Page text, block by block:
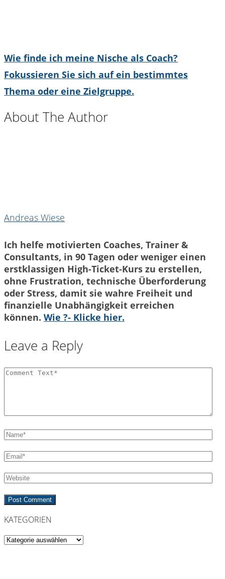
Wie finde ich meine Nische als Coach?
Fokussieren Sie sich auf ein bestimmtes
Thema oder eine Zielgruppe.
About The Author
Andreas Wiese
Ich helfe motivierten Coaches, Trainer &
Consultants, in 90 Tagen oder weniger einen
erstklassigen High-Ticket-Kurs zu erstellen,
ohne Frustration, technische Überforderung
oder Stress, damit sie wahre Freiheit und
finanzielle Unabhängigkeit erreichen
können. Wie ?- Klicke hier.
Leave a Reply
KATEGORIEN
Kategorien